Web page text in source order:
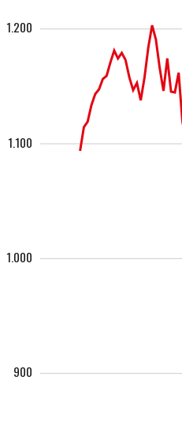
900
1.000
1.100
1.200